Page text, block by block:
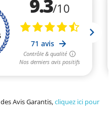
Avis Garantis,cliquez ici pour